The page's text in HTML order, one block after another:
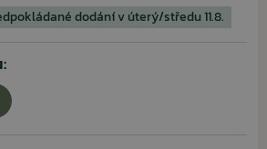
dodání v úterý/středu 11.8.